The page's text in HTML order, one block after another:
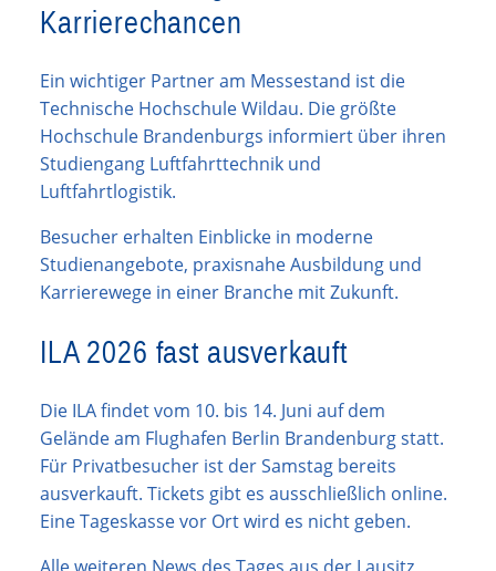
Karrierechancen
Ein wichtiger Partner am Messestand ist die
Technische Hochschule Wildau. Die größte
Hochschule Brandenburgs informiert über ihren
Studiengang Luftfahrttechnik und
Luftfahrtlogistik.
Besucher erhalten Einblicke in moderne
Studienangebote, praxisnahe Ausbildung und
Karrierewege in einer Branche mit Zukunft.
ILA 2026 fast ausverkauft
Die ILA findet vom 10. bis 14. Juni auf dem
Gelände am Flughafen Berlin Brandenburg statt.
Für Privatbesucher ist der Samstag bereits
ausverkauft. Tickets gibt es ausschließlich online.
Eine Tageskasse vor Ort wird es nicht geben.